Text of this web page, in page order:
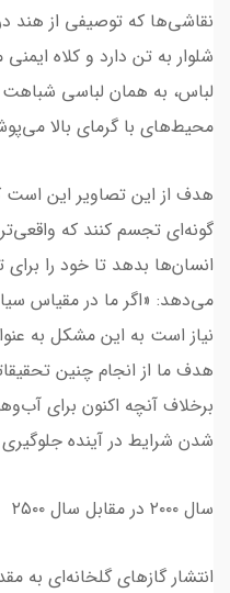
شلوار به تن دارد و کلاه
لباس، به همان لباسی شباهت
محیط‌های با گرمای بالا
هدف از این تصاویر این است
گونه‌ای تجسم کنند که
انسان‌ها بدهد تا خود را برای
می‌دهد: «اگر ما در مقیاس
نیاز است به این مشکل به
هدف ما از انجام چنین
برخلاف آنچه اکنون برای
شدن شرایط در آینده
سال ۲۰۰۰ در مقابل سال ۲۵۰۰
انتشار گازهای گلخانه‌ای به